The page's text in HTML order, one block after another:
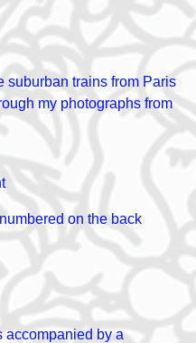
suburban trains from Paris
my photographs from
on the back
accompanied by a